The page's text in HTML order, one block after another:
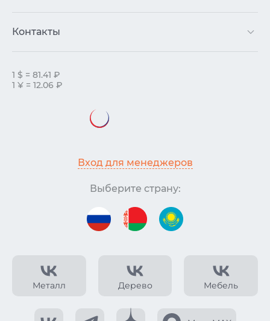
Металл Дерево Мебель
Контакты
1 $ = 81.41 ₽
1 ¥ = 12.06 ₽
Вход для менеджеров
Выберите страну: